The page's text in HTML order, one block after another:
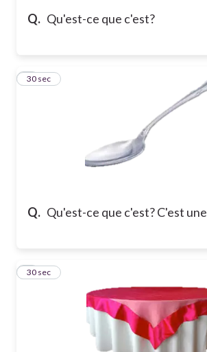
Q. Qu'est-ce que c'est?
Q. Qu'est-ce que c'est? C'est une
8
30 sec
9
30 sec